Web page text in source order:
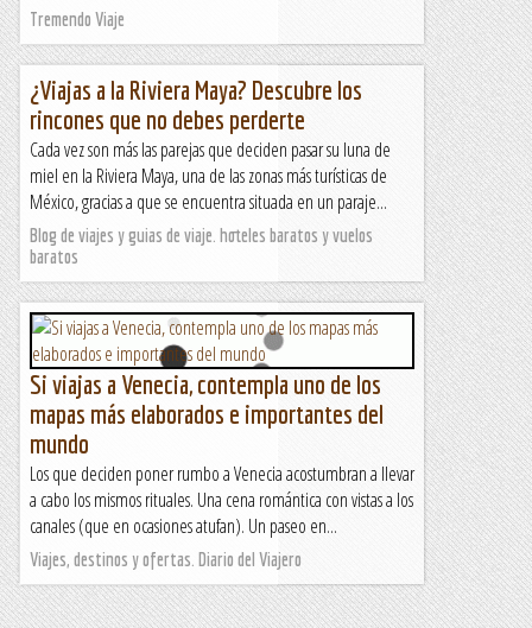
Tremendo Viaje
¿Viajas a la Riviera Maya? Descubre los
rincones que no debes perderte
Cada vez son más las parejas que deciden pasar su luna de
miel en la Riviera Maya, una de las zonas más turísticas de
México, gracias a que se encuentra situada en un paraje...
Blog de viajes y guias de viaje. hoteles baratos y vuelos
baratos
Si viajas a Venecia, contempla uno de los
mapas más elaborados e importantes del
mundo
Los que deciden poner rumbo a Venecia acostumbran a llevar
a cabo los mismos rituales. Una cena romántica con vistas a los
canales (que en ocasiones atufan). Un paseo en...
Viajes, destinos y ofertas. Diario del Viajero